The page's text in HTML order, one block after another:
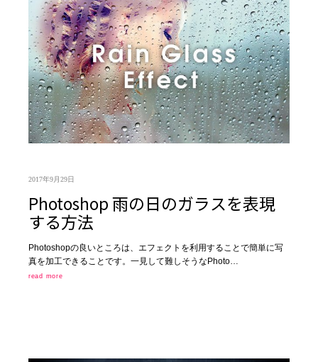
2017年9月29日
Photoshop 雨の日のガラスを表現
する方法
Photoshopの良いところは、エフェクトを利用することで簡単に写
真を加工できることです。一見して難しそうなPhoto…
read more